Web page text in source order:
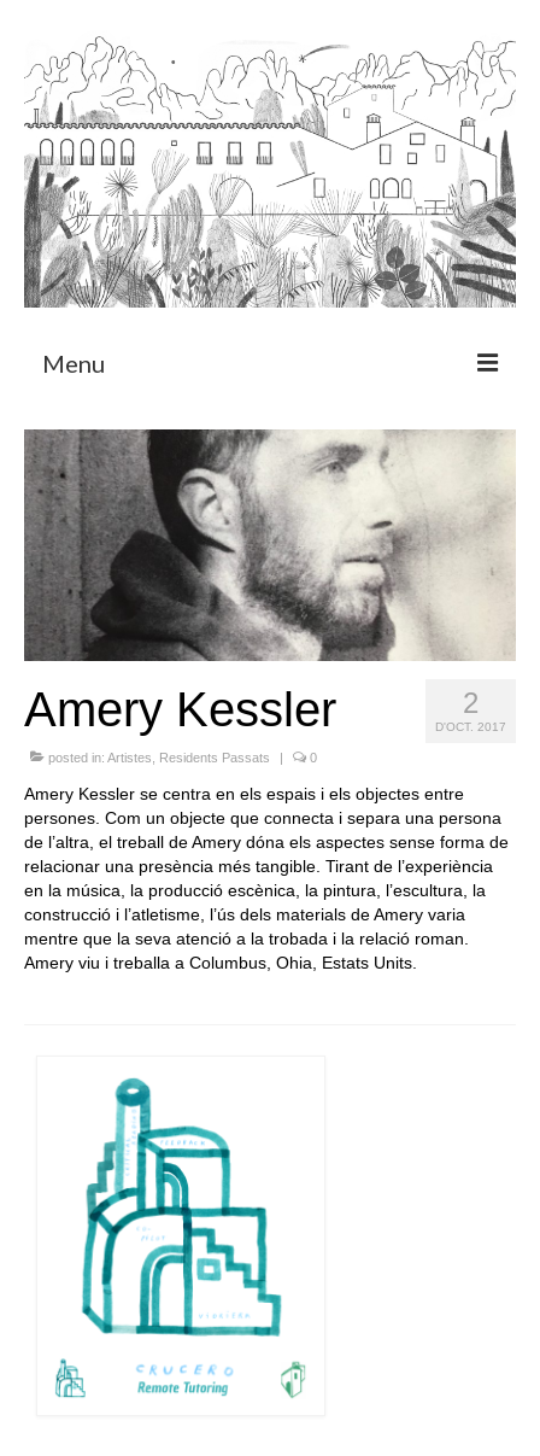
Menu
Sobre
Programa de Residència
CRUCERO
Queda’t amb nosaltres
Arxiu
Idioma:
2
D'OCT. 2017
Amery Kessler
posted in: Artistes Residents Passats | 0
Amery Kessler se centra en els espais i els objectes entre
persones. Com un objecte que connecta i separa una persona
de l’altra, el treball de Amery dóna els aspectes sense forma de
relacionar una presència més tangible. Tirant de l’experiència
en la música, la producció escènica, la pintura, l’escultura, la
construcció i l’atletisme, l’ús dels materials de Amery varia
mentre que la seva atenció a la trobada i la relació roman.
Amery viu i treballa a Columbus, Ohia, Estats Units.